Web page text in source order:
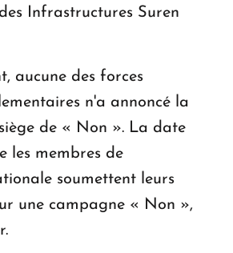
Infrastructures Suren
aucune des forces
n'a annoncé la
de « Non ». La date
les membres de
soumettent leurs
une campagne « Non »,